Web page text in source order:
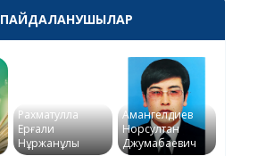
ПАЙДАЛАНУШЫЛАР
Рахматулла
Ерғали
Нұржанұлы
Амангелдиев
Норсултан
Джумабаевич